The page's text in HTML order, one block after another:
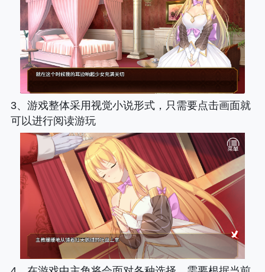
3、游戏整体采用视觉小说形式，只需要点击画面就
可以进行阅读游玩